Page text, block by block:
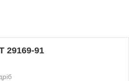
29169-91